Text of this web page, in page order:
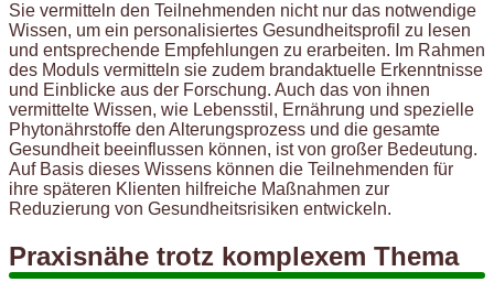
Sie vermitteln den Teilnehmenden nicht nur das notwendige
Wissen, um ein personalisiertes Gesundheitsprofil zu lesen
und entsprechende Empfehlungen zu erarbeiten. Im Rahmen
des Moduls vermitteln sie zudem brandaktuelle Erkenntnisse
und Einblicke aus der Forschung. Auch das von ihnen
vermittelte Wissen, wie Lebensstil, Ernährung und spezielle
Phytonährstoffe den Alterungsprozess und die gesamte
Gesundheit beeinflussen können, ist von großer Bedeutung.
Auf Basis dieses Wissens können die Teilnehmenden für
ihre späteren Klienten hilfreiche Maßnahmen zur
Reduzierung von Gesundheitsrisiken entwickeln.
Praxisnähe trotz komplexem Thema